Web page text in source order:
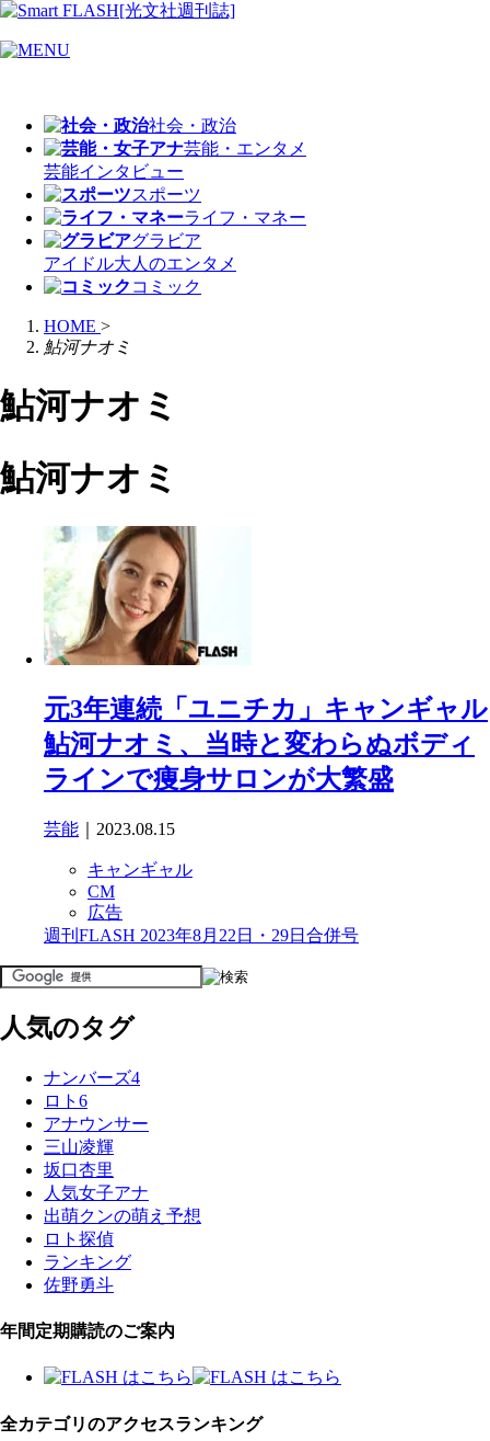
社会・政治
芸能・エンタメ
芸能インタビュー
スポーツ
ライフ・マネー
グラビア
アイドル大人のエンタメ
コミック
HOME >
鮎河ナオミ
鮎河ナオミ
鮎河ナオミ
元3年連続「ユニチカ」キャンギャル
鮎河ナオミ、当時と変わらぬボディ
ラインで痩身サロンが大繁盛
芸能 ｜2023.08.15
キャンギャル
CM
広告
週刊FLASH 2023年8月22日・29日合併号
人気のタグ
ナンバーズ4
ロト6
アナウンサー
三山凌輝
坂口杏里
人気女子アナ
出萌クンの萌え予想
ロト探偵
ランキング
佐野勇斗
年間定期購読のご案内
全カテゴリのアクセスランキング